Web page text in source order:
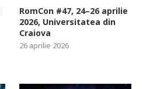
RomCon #47, 24–26 aprilie
2026, Universitatea din
Craiova
26 aprilie 2026